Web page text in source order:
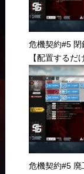
危機契約#5
【配置するだ
危機契約#5